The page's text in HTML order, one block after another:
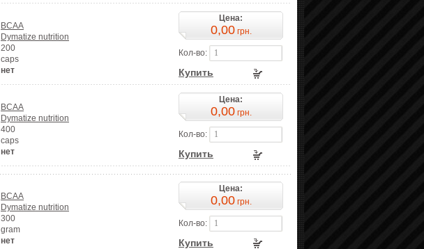
BCAA
Dymatize nutrition
200
caps
нет
Цена:
0,00грн.
Кол-во:
Купить
BCAA
Dymatize nutrition
400
caps
нет
Цена:
0,00грн.
Кол-во:
Купить
BCAA
Dymatize nutrition
300
gram
нет
Цена:
0,00грн.
Кол-во:
Купить